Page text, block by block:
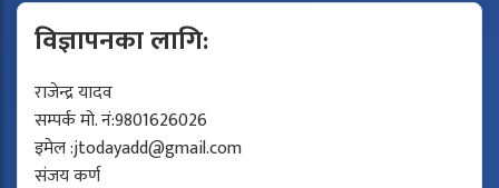
विज्ञापनका लागि:
राजेन्द्र यादव
सम्पर्क मो. नं:9801626026
इमेल :jtodayadd@gmail.com
संजय कर्ण